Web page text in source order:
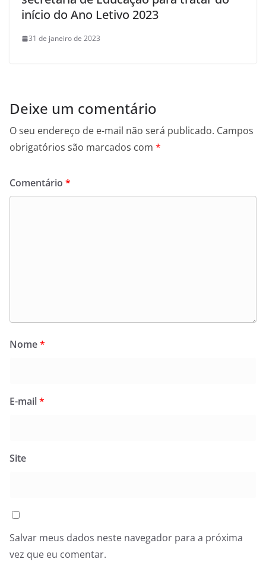
início do Ano Letivo 2023
31 de janeiro de 2023
Deixe um comentário
O seu endereço de e-mail não será publicado. Campos
obrigatórios são marcados com *
Comentário *
Nome*
E-mail*
Site
Salvar meus dados neste navegador para a próxima
vez que eu comentar.